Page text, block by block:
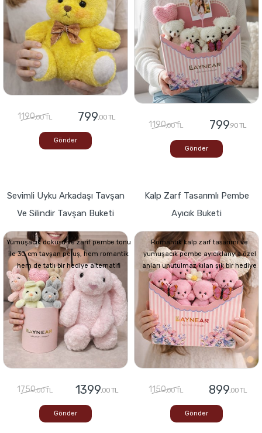
1190,00 TL 799,00 TL
Gönder
1190,00 TL 799,90 TL
Gönder
Sevimli Uyku Arkadaşı Tavşan
Ve Silindir Tavşan Buketi
Yumuşacık dokusu ve zarif pembe tonu
ile 30 cm tavşan peluş, hem romantik
hem de tatlı bir hediye alternatifi
1750,00 TL 1399,00 TL
Gönder
Kalp Zarf Tasarımlı Pembe
Ayıcık Buketi
Romantik kalp zarf tasarımı ve
yumuşacık pembe ayıcıklarıyla özel
anları unutulmaz kılan şık bir hediye
1150,00 TL 899,00 TL
Gönder